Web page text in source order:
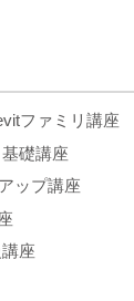
ファミリ講座
礎講座
ップ講座
座